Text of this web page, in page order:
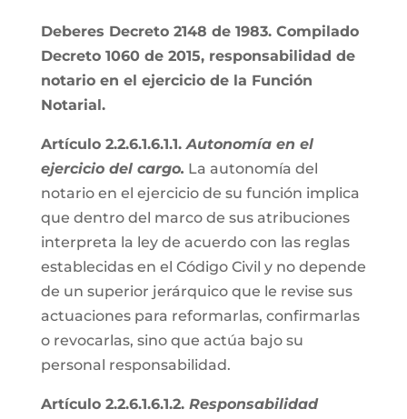
Deberes Decreto 2148 de 1983. Compilado
Decreto 1060 de 2015, responsabilidad de
notario en el ejercicio de la Función
Notarial.
Artículo 2.2.6.1.6.1.1.Autonomía en el
ejercicio del cargo. La autonomía del
notario en el ejercicio de su función implica
que dentro del marco de sus atribuciones
interpreta la ley de acuerdo con las reglas
establecidas en el Código Civil y no depende
de un superior jerárquico que le revise sus
actuaciones para reformarlas, confirmarlas
o revocarlas, sino que actúa bajo su
personal responsabilidad.
Artículo 2.2.6.1.6.1.2.Responsabilidad